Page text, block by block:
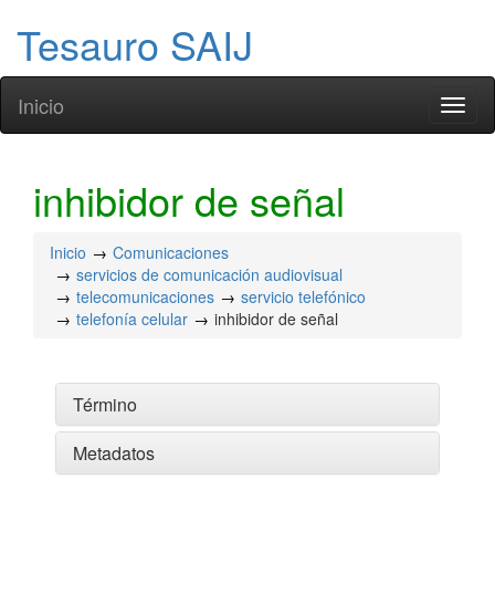
Tesauro SAIJ
Inicio
inhibidor de señal
Inicio
Comunicaciones
servicios de comunicación audiovisual
telecomunicaciones
servicio telefónico
telefonía celular
inhibidor de señal
Término
Metadatos